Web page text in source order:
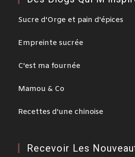
Sucre d'Orge et pain d'épices
Empreinte sucrée
C'est ma fournée
Mamou & Co
Recettes d'une chinoise
Recevoir Les